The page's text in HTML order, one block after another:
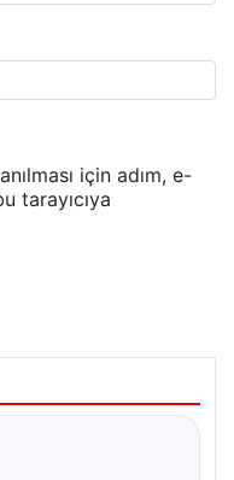
için adım, e-
tarayıcıya